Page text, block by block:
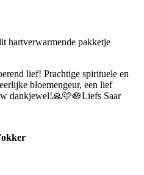
hartverwarmende pakketje
lief! Prachtige spirituele en
bloemengeur, een lief
dankjewel!🙏🩷🪷Liefs Saar